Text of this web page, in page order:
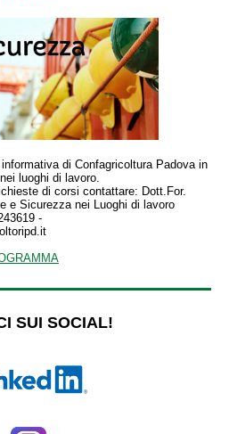
di Confagricoltura Padova in
luoghi di lavoro.
di corsi contattare: Dott.For.
e Sicurezza nei Luoghi di lavoro
-
SUI SOCIAL!